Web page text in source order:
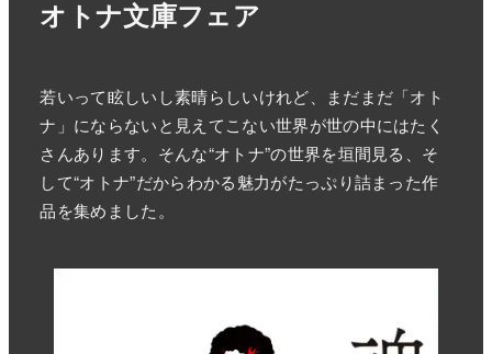
オトナ文庫フェア
若いって眩しいし素晴らしいけれど、まだまだ「オト
ナ」にならないと見えてこない世界が世の中にはたく
さんあります。そんな“オトナ”の世界を垣間見る、そ
して“オトナ”だからわかる魅力がたっぷり詰まった作
品を集めました。